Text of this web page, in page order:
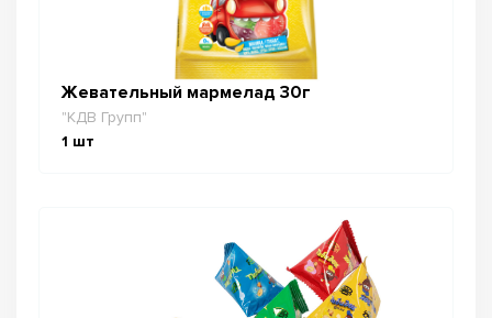
Жевательный мармелад 30г
"КДВ Групп"
1 шт